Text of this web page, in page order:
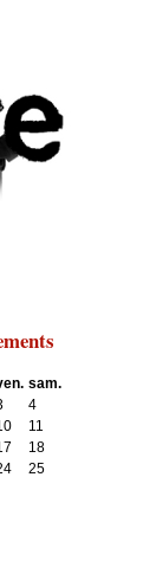
sam.
4
11
18
25